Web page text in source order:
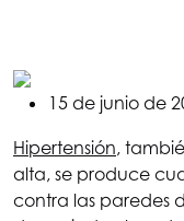
15 de junio de
Hipertensión,
alta, se produce
contra las paredes